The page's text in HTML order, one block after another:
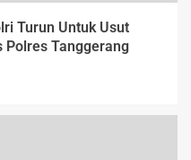
Turun Untuk Usut
Polres Tanggerang